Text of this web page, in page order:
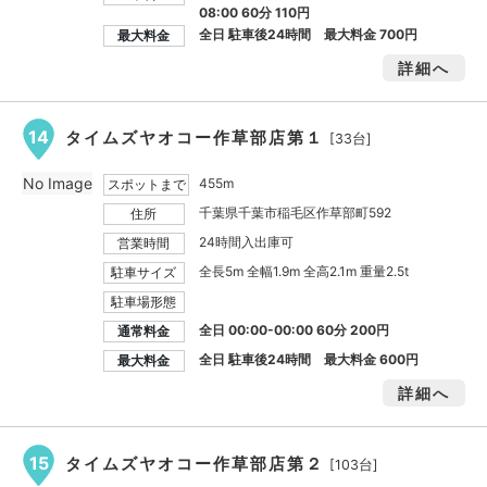
08:00 60分 110円
最大料金
全日 駐車後24時間 最大料金700円
詳細へ
14 タイムズヤオコー作草部店第１ [33台]
スポットまで
455m
住所
千葉県千葉市稲毛区作草部町592
営業時間
24時間入出庫可
駐車サイズ
全長5m 全幅1.9m 全高2.1m 重量2.5t
駐車場形態
通常料金
全日 00:00-00:00 60分 200円
最大料金
全日 駐車後24時間 最大料金600円
詳細へ
No Image
15 タイムズヤオコー作草部店第２ [103台]